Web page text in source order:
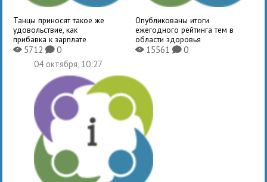
Танцы приносят такое же
удовольствие, как
прибавка к зарплате
X5712K0
Опубликованы итоги
ежегодного рейтинга тем в
области здоровья
X15561 K0
04 октября, 10:27